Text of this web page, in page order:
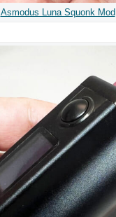
Asmodus Luna Squonk Mod